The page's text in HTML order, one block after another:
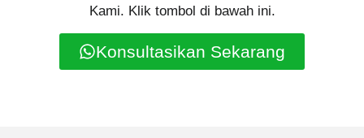
Kami. Klik tombol di bawah ini.
Konsultasikan Sekarang